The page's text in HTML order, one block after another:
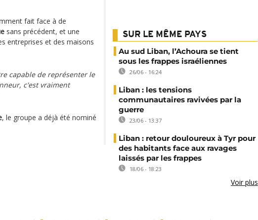
fait face à de
sans précédent, et une
entreprises et des maisons
capable de représenter le
c'est vraiment
, le groupe a déjà été nominé
SUR LE MÊME PAYS
Au sud Liban, l’Achoura se tient
sous les frappes israéliennes
26/06 - 16:24
Liban : les tensions
communautaires ravivées par la
guerre
23/06 - 13:37
Liban : retour douloureux à Tyr pour
des habitants face aux ravages
laissés par les frappes
18/06 - 18:23
Voir plus